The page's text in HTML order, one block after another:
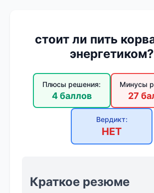
стоит ли пить
энергетиком?
Плюсы решения:
4 баллов
Минусы
27
Вердикт:
НЕТ
Краткое резюме